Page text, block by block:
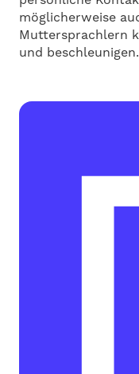
möglicherweise
Muttersprachlern
und beschleunigen.